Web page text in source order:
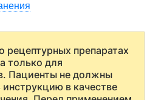
рецептурных препаратах
только для
Пациенты не должны
инструкцию в качестве